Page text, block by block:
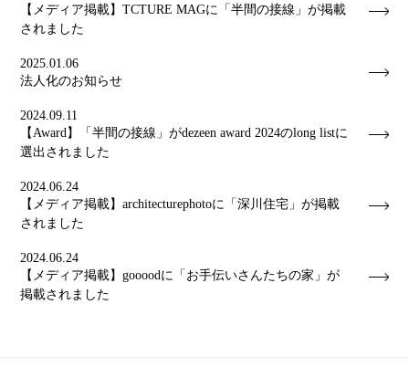
【メディア掲載】TCTURE MAGに「半間の接線」が掲載
されました
2025.01.06
法人化のお知らせ
2024.09.11
【Award】「半間の接線」がdezeen award 2024のlong listに
選出されました
2024.06.24
【メディア掲載】architecturephotoに「深川住宅」が掲載
されました
2024.06.24
【メディア掲載】goooodに「お手伝いさんたちの家」が
掲載されました